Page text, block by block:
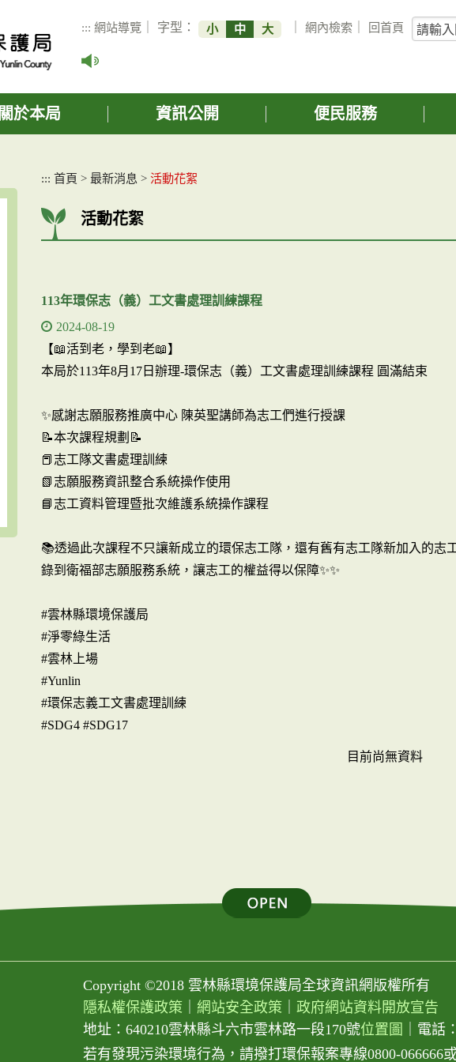
::: 網站導覽 ｜ 字型： 小 中 大 ｜網內檢索 回首頁
關
鍵
詢
關於本局 資訊公開 便民服務
::: 首頁 > 最新消息 > 活動花絮
活動花絮
113年環保志（義）工文書處理訓練課程
2024-08-19
【📖活到老，學到老📖】
本局於113年8月17日辦理-環保志（義）工文書處理訓練課程 圓滿結束
✨感謝志願服務推廣中心 陳英聖講師為志工們進行授課
📝本次課程規劃📝
📕志工隊文書處理訓練
📗志願服務資訊整合系統操作使用
📘志工資料管理暨批次維護系統操作課程
📚透過此次課程不只讓新成立的環保志工隊，還有舊有志工隊新加入的志
錄到衛福部志願服務系統，讓志工的權益得以保障✨✨
#雲林縣環境保護局
#淨零綠生活
#雲林上場
#Yunlin
#環保志義工文書處理訓練
#SDG4 #SDG17
目前尚無資料
Copyright ©2018 雲林縣環境保護局全球資訊網版權所有
隱私權保護政策
網站安全政策 ｜政府網站資料開放宣告
地址：640210雲林縣斗六市雲林路一段170號位置圖
電話
若有發現污染環境行為，請撥打環保報案專線0800-066666